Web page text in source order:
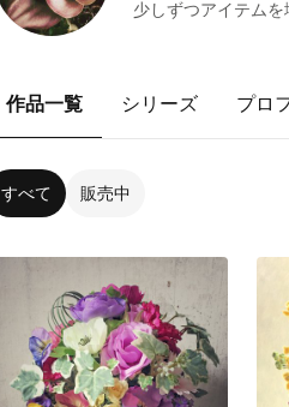
少しずつアイテム
作品一覧 シリーズ プロ
すべて 販売中